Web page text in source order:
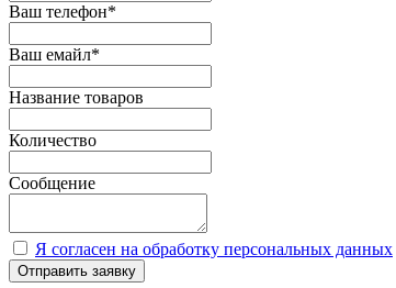
Ваш телефон*
Ваш емайл*
Название товаров
Количество
Сообщение
Я согласен на обработку персональных данных
Отправить заявку